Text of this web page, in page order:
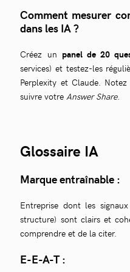
Comment mesurer
dans les IA ?
Créez un panel de 20
services) et testez-les
Perplexity et Claude.
suivre votre Answer Share.
Glossaire IA
Marque entraînable :
Entreprise dont les
structure) sont clairs et
comprendre et de la citer.
E-E-A-T :